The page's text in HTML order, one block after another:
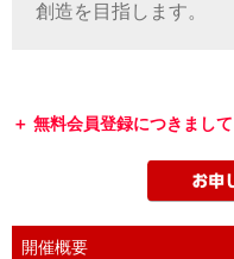
創造を目指します。
無料会員登録につきまして
開催概要